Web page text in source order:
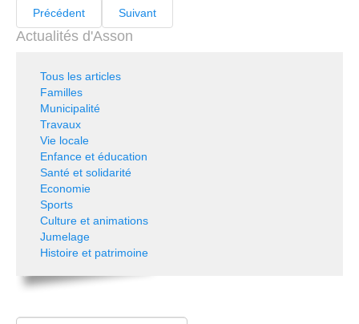
Précédent Suivant
Actualités d'Asson
Tous les articles
Familles
Municipalité
Travaux
Vie locale
Enfance et éducation
Santé et solidarité
Economie
Sports
Culture et animations
Jumelage
Histoire et patrimoine
Rechercher